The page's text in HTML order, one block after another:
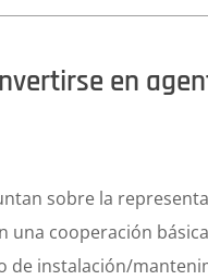
en
sobre la
una cooperación
de instalación/